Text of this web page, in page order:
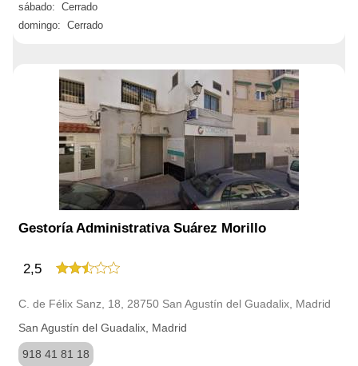
sábado: Cerrado
domingo: Cerrado
Gestoría Administrativa Suárez Morillo
2,5
C. de Félix Sanz, 18, 28750 San Agustín del Guadalix, Madrid
San Agustín del Guadalix, Madrid
918 41 81 18